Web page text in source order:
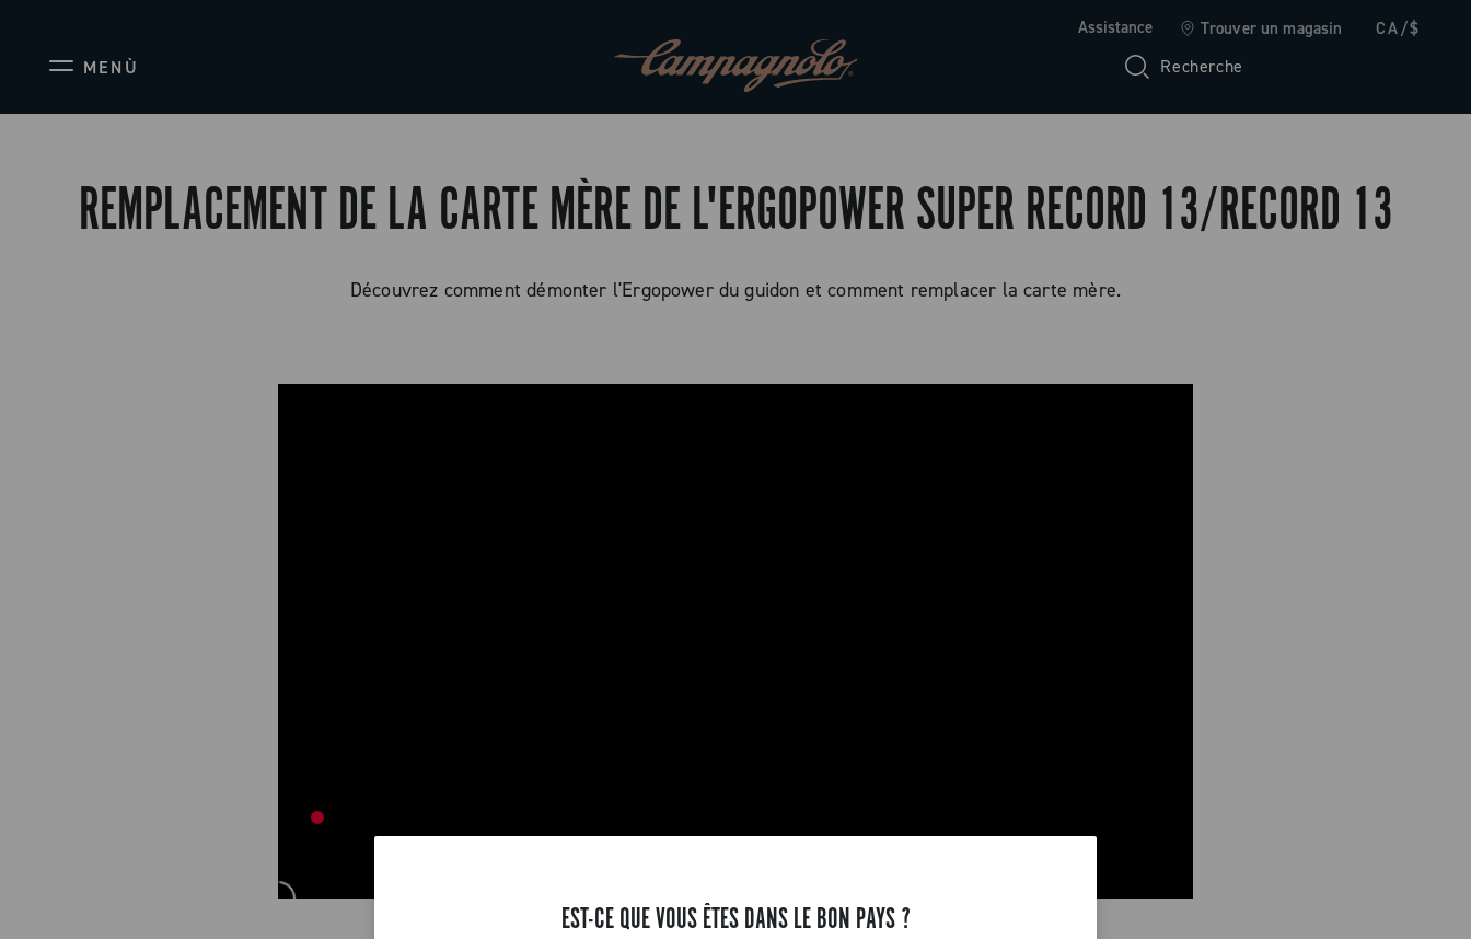
Assistance Trouver un magasin CA/$
MENÙ Recherche
EST-CE QUE VOUS ÊTES DANS LE BON PAYS ?
REMPLACEMENT DE LA CARTE MÈRE DE L'ERGOPOWER SUPER RECORD 13/RECORD 13
Découvrez comment démonter l'Ergopower du guidon et comment remplacer la carte mère.